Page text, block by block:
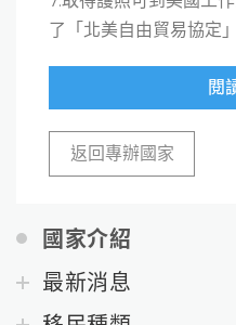
國家介紹
最新消息
了「北美自由貿易協定
閱
返回專辦國家